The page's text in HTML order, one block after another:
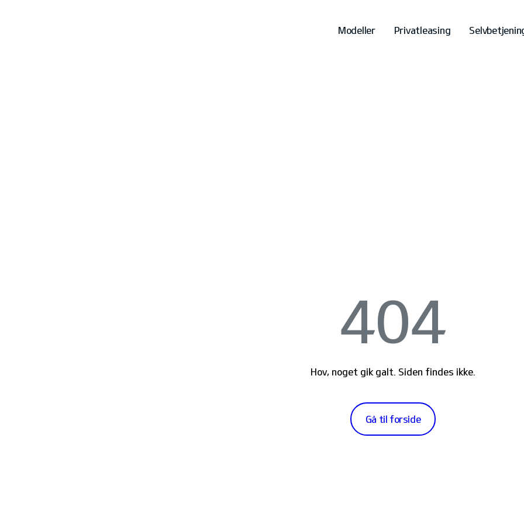
Modeller Privatleasing
404
Hov, noget gik galt. Siden findes ikke.
Gå til forside